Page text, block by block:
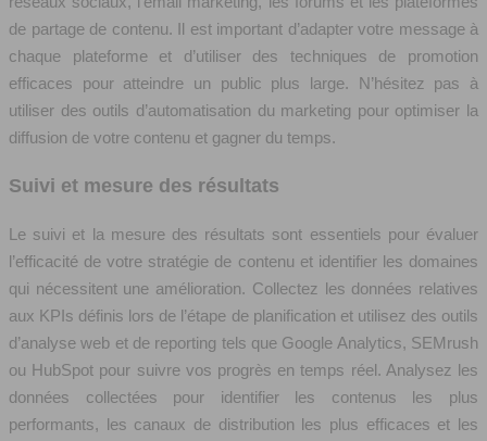
de partage de contenu. Il est important d’adapter votre message à
chaque plateforme et d’utiliser des techniques de promotion
efficaces pour atteindre un public plus large. N’hésitez pas à
utiliser des outils d’automatisation du marketing pour optimiser la
diffusion de votre contenu et gagner du temps.
Suivi et mesure des résultats
Le suivi et la mesure des résultats sont essentiels pour évaluer
l’efficacité de votre stratégie de contenu et identifier les domaines
qui nécessitent une amélioration. Collectez les données relatives
aux KPIs définis lors de l’étape de planification et utilisez des outils
d’analyse web et de reporting tels que Google Analytics, SEMrush
ou HubSpot pour suivre vos progrès en temps réel. Analysez les
données collectées pour identifier les contenus les plus
performants, les canaux de distribution les plus efficaces et les